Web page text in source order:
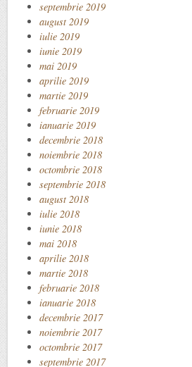
septembrie 2019
august 2019
iulie 2019
iunie 2019
mai 2019
aprilie 2019
martie 2019
februarie 2019
ianuarie 2019
decembrie 2018
noiembrie 2018
octombrie 2018
septembrie 2018
august 2018
iulie 2018
iunie 2018
mai 2018
aprilie 2018
martie 2018
februarie 2018
ianuarie 2018
decembrie 2017
noiembrie 2017
octombrie 2017
septembrie 2017